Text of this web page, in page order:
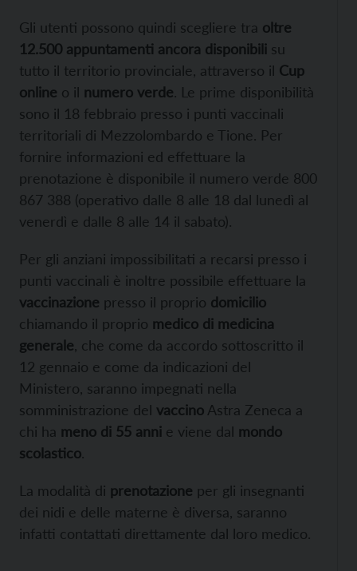
Gli utenti possono quindi scegliere tra oltre
12.500 appuntamenti ancora disponibili su
tutto il territorio provinciale, attraverso il Cup
online o il numero verde. Le prime disponibilità
sono il 18 febbraio presso i punti vaccinali
territoriali di Mezzolombardo e Tione. Per
fornire informazioni ed effettuare la
prenotazione è disponibile il numero verde 800
867 388 (operativo dalle 8 alle 18 dal lunedì al
venerdì e dalle 8 alle 14 il sabato).
Per gli anziani impossibilitati a recarsi presso i
punti vaccinali è inoltre possibile effettuare la
vaccinazione presso il proprio domicilio
chiamando il proprio medico di medicina
generale , che come da accordo sottoscritto il
12 gennaio e come da indicazioni del
Ministero, saranno impegnati nella
somministrazione del vaccino Astra Zeneca a
chi ha meno di 55 anni e viene dal mondo
scolastico.
La modalità di prenotazione per gli insegnanti
dei nidi e delle materne è diversa, saranno
infatti contattati direttamente dal loro medico.